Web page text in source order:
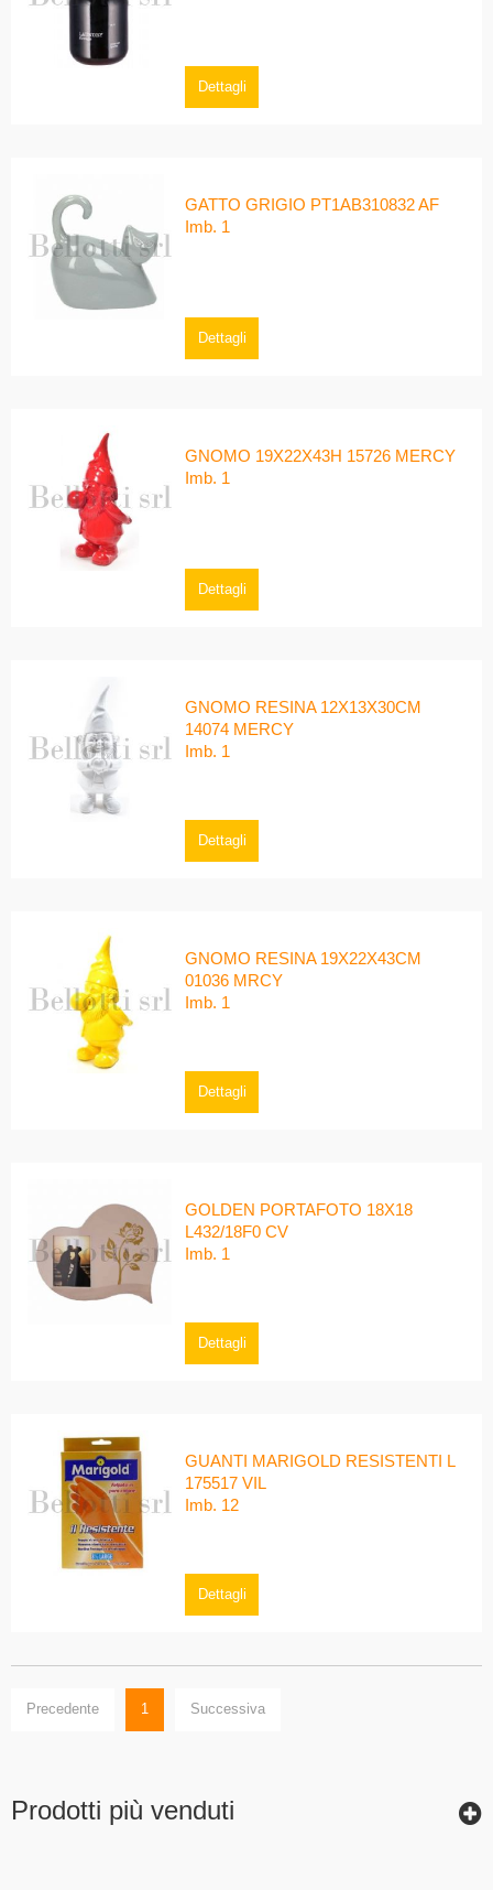
Dettagli
GATTO GRIGIO PT1AB310832 AF
Imb. 1
Dettagli
GNOMO 19X22X43H 15726 MERCY
Imb. 1
Dettagli
GNOMO RESINA 12X13X30CM
14074 MERCY
Imb. 1
Dettagli
GNOMO RESINA 19X22X43CM
01036 MRCY
Imb. 1
Dettagli
GOLDEN PORTAFOTO 18X18
L432/18F0 CV
Imb. 1
Dettagli
GUANTI MARIGOLD RESISTENTI L
175517 VIL
Imb. 12
Dettagli
Precedente 1 Successiva
Prodotti più venduti